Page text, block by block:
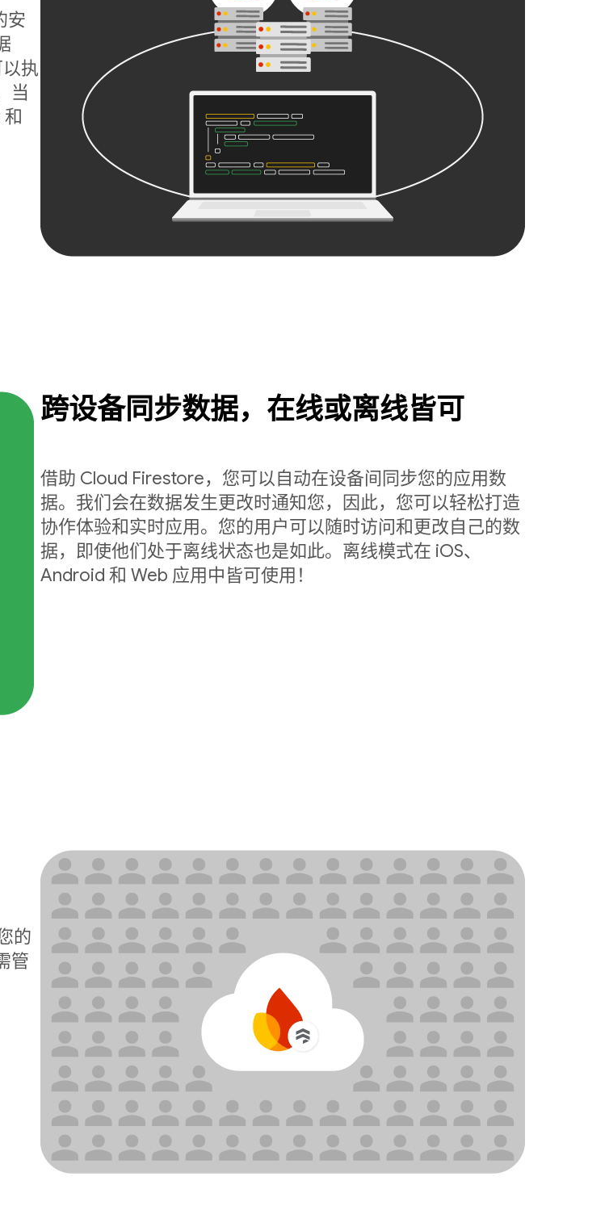
安
执
当
跨设备同步数据，在线或离线皆可
借助 Cloud Firestore，您可以自动在设备间同步您的应用数
据。我们会在数据发生更改时通知您，因此，您可以轻松打造
协作体验和实时应用。您的用户可以随时访问和更改自己的数
据，即使他们处于离线状态也是如此。离线模式在 iOS、
Android 和 Web 应用中皆可使用！
的
管